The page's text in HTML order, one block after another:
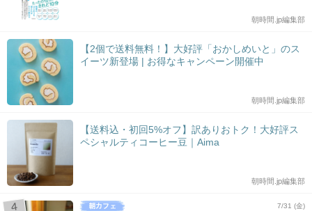
朝時間.jp編集部
【2個で送料無料！】大好評「おかしめいと」のス
イーツ新登場 | お得なキャンペーン開催中
朝時間.jp編集部
【送料込・初回5%オフ】訳ありおトク！大好評ス
ペシャルティコーヒー豆｜Aima
朝時間.jp編集部
7/31 (金)